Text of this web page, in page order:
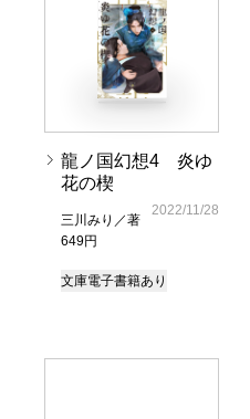
龍ノ国幻想4 炎ゆ
花の楔
三川みり／著
649円
2022/11/28
文庫電子書籍あり